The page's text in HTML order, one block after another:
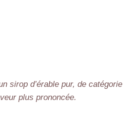
sirop d’érable pur, de catégorie
plus prononcée.